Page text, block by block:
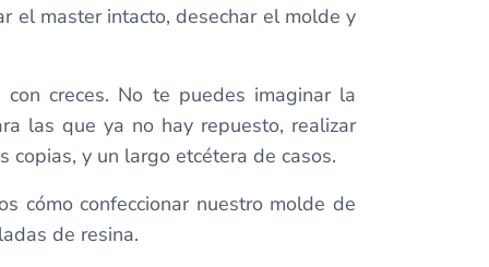
el master intacto, desechar el molde y
creces. No te puedes imaginar la
las que ya no hay repuesto, realizar
copias, y un largo etcétera de casos.
cómo confeccionar nuestro molde de
de resina.